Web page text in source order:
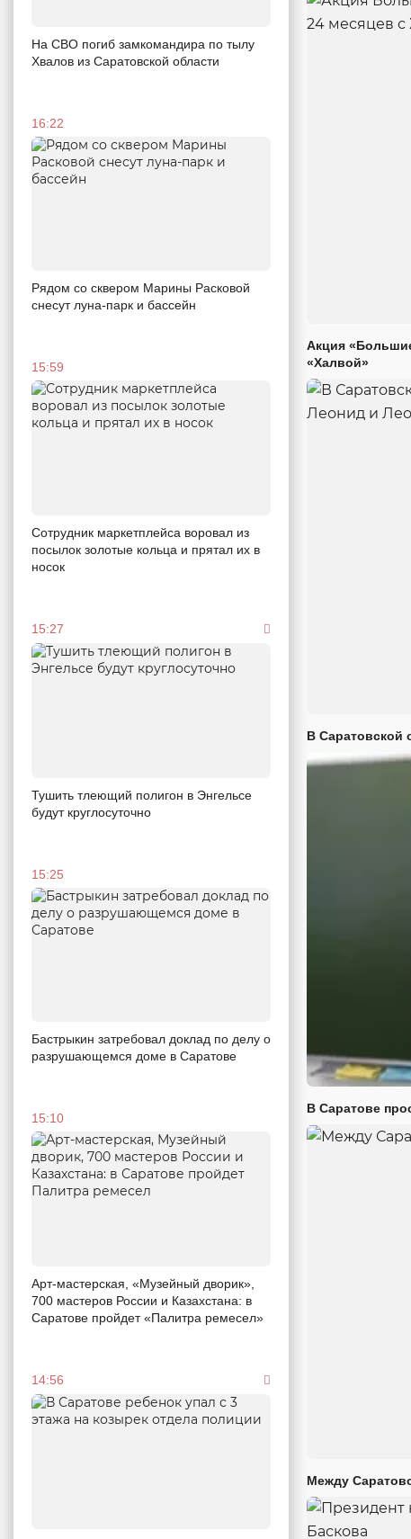
На СВО погиб замкомандира по тылу
Хвалов из Саратовской области
16:22
Рядом со сквером Марины Расковой
снесут луна-парк и бассейн
15:59
Сотрудник маркетплейса воровал из
посылок золотые кольца и прятал их в
носок
15:27
Тушить тлеющий полигон в Энгельсе
будут круглосуточно
15:25
Бастрыкин затребовал доклад по делу о
разрушающемся доме в Саратове
15:10
Арт-мастерская, «Музейный дворик»,
700 мастеров России и Казахстана: в
Саратове пройдет «Палитра ремесел»
14:56
Акция
«Халвой»
В Саратовской
В Саратове
Между